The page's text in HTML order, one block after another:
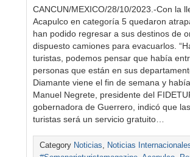
CANCUN/MEXICO/28/10/2023.-Con la
Acapulco en categoría 5 quedaron
han podido regresar a sus destinos de
dispuesto camiones para evacuarlos.
turistas, podemos pensar que había
personas que están en sus
Diamante viene el fin de semana y
Manuel Negrete, presidente del
gobernadora de Guerrero, indicó que
turistas será un servicio gratuito…
Category Noticias, Noticias